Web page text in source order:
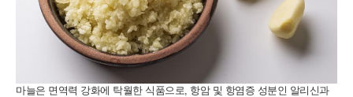
마늘은 면역력 강화에 탁월한 식품으로, 항암 및 항염증 성분인 알리신과